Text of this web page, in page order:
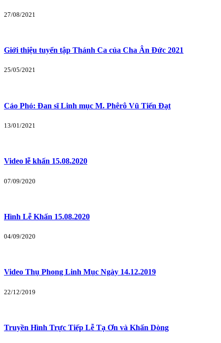
27/08/2021
Giới thiệu tuyển tập Thánh Ca của Cha Ân Đức 2021
25/05/2021
Cáo Phó: Đan sĩ Linh mục M. Phêrô Vũ Tiến Đạt
13/01/2021
Video lễ khấn 15.08.2020
07/09/2020
Hình Lễ Khấn 15.08.2020
04/09/2020
Video Thụ Phong Linh Mục Ngày 14.12.2019
22/12/2019
Truyền Hình Trực Tiếp Lễ Tạ Ơn và Khấn Dòng